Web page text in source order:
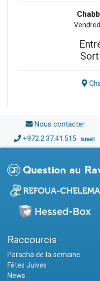
Nous contacter
+972.2.37.41.515 Israël
Raccourcis
Paracha de la semaine
Fêtes Juives
News